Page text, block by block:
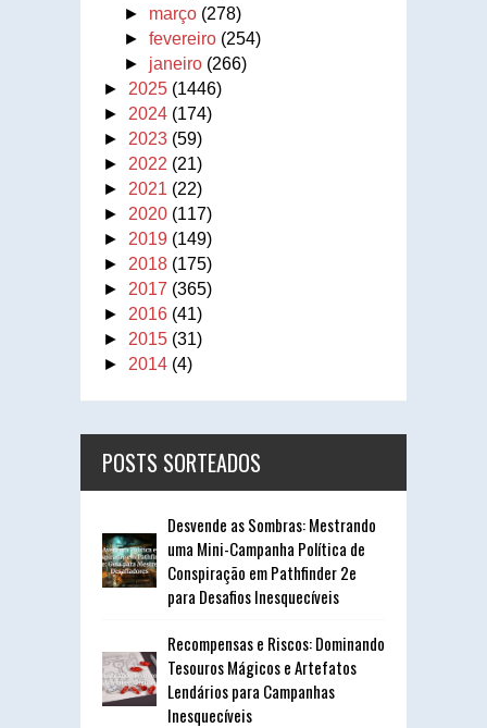
► março (278)
►fevereiro (254)
► janeiro (266)
► 2025 (1446)
► 2024 (174)
► 2023 (59)
► 2022 (21)
► 2021 (22)
► 2020 (117)
► 2019 (149)
► 2018 (175)
► 2017 (365)
► 2016 (41)
► 2015 (31)
► 2014 (4)
POSTS SORTEADOS
Desvende as Sombras: Mestrando
uma Mini-Campanha Política de
Conspiração em Pathfinder 2e
para Desafios Inesquecíveis
Recompensas e Riscos: Dominando
Tesouros Mágicos e Artefatos
Lendários para Campanhas
Inesquecíveis